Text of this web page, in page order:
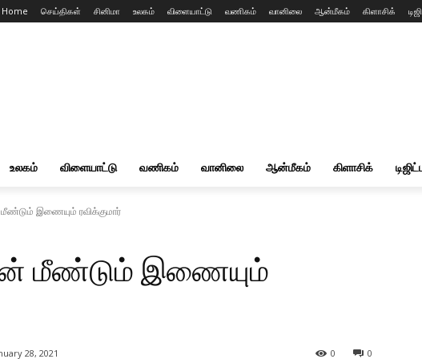
Home செய்திகள் சினிமா உலகம் விளையாட்டு வணிகம் வானிலை ஆன்மீகம் கிளாசிக்
உலகம் விளையாட்டு வணிகம் வானிலை ஆன்மீகம் கிளாசிக்
இணையும் ரவிக்குமார்
மீண்டும் இணையும்
28, 2021 0
0